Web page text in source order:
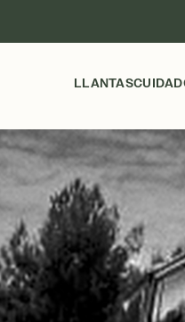
LLANTAS